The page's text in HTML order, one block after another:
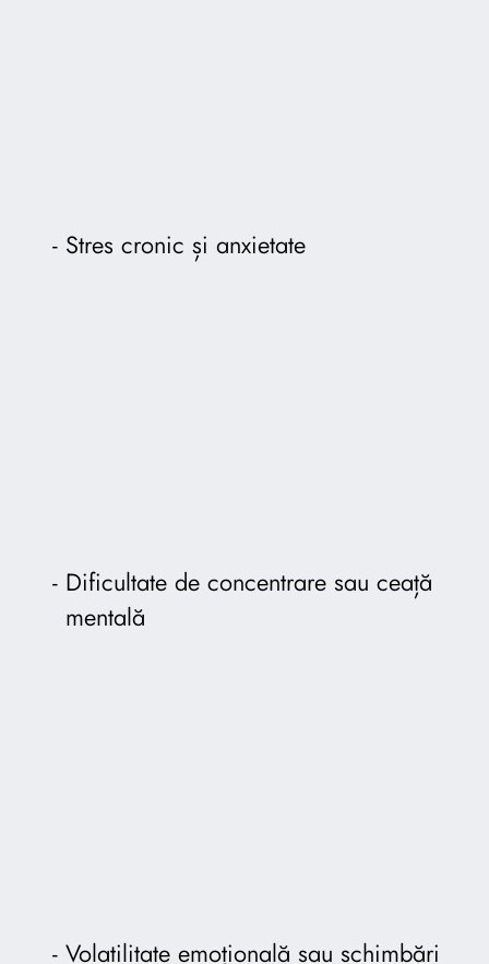
Stres cronic și anxietate
Dificultate de concentrare sau ceață
mentală
Volatilitate emoțională sau schimbări